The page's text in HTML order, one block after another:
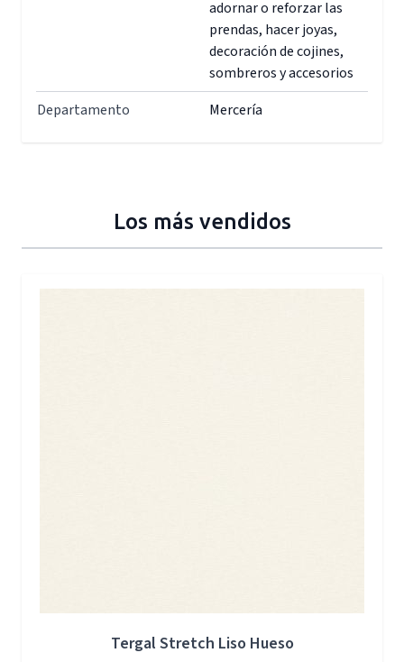
adornar o reforzar las
prendas, hacer joyas,
decoración de cojines,
sombreros y accesorios
Departamento
Mercería
Los más vendidos
Tergal Stretch Liso Hueso